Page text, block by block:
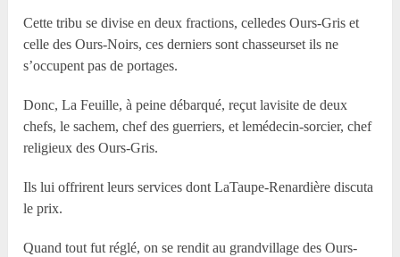
Cette tribu se divise en deux fractions, celledes Ours-Gris et
celle des Ours-Noirs, ces derniers sont chasseurset ils ne
s’occupent pas de portages.
Donc, La Feuille, à peine débarqué, reçut lavisite de deux
chefs, le sachem, chef des guerriers, et lemédecin-sorcier, chef
religieux des Ours-Gris.
Ils lui offrirent leurs services dont LaTaupe-Renardière discuta
le prix.
Quand tout fut réglé, on se rendit au grandvillage des Ours-